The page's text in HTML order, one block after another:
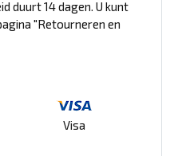
duurt 14 dagen. U kunt
"Retourneren en
Visa